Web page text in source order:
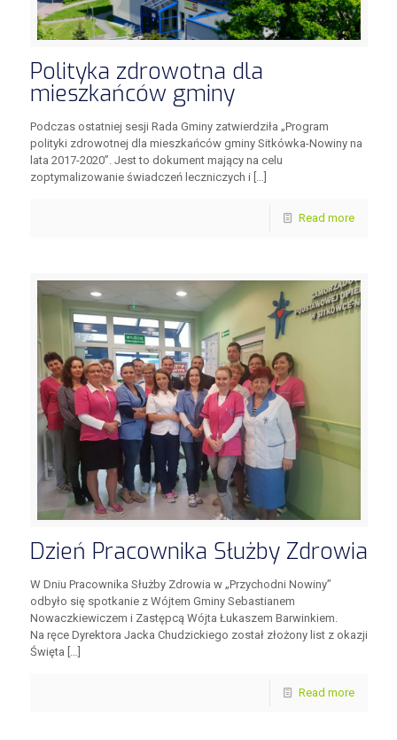
Polityka zdrowotna dla
mieszkańców gminy
Podczas ostatniej sesji Rada Gminy zatwierdziła „Program
polityki zdrowotnej dla mieszkańców gminy Sitkówka-Nowiny na
lata 2017-2020”. Jest to dokument mający na celu
zoptymalizowanie świadczeń leczniczych i
Read more
Dzień Pracownika Służby Zdrowia
W Dniu Pracownika Służby Zdrowia w „Przychodni Nowiny”
odbyło się spotkanie z Wójtem Gminy Sebastianem
Nowaczkiewiczem i Zastępcą Wójta Łukaszem Barwinkiem.
Na ręce Dyrektora Jacka Chudzickiego został złożony list z okazji
Święta
Read more